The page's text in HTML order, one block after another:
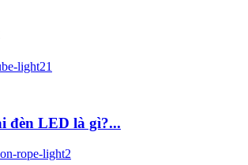
đèn LED là gì?...